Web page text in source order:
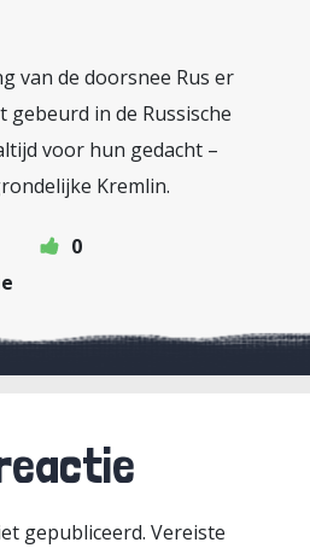
van de doorsnee Rus er
in de Russische
voor hun gedacht –
Kremlin.
0
gepubliceerd. Vereiste